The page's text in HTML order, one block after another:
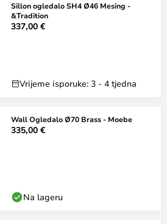
Sillon ogledalo SH4 Ø46 Mesing -
&Tradition
337,00 €
Vrijeme isporuke: 3 - 4 tjedna
Wall Ogledalo Ø70 Brass - Moebe
335,00 €
Na lageru